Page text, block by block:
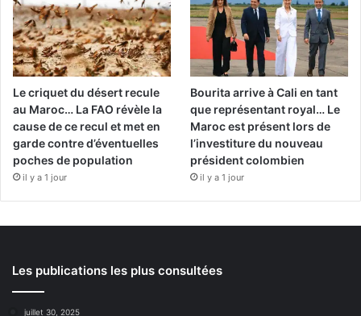
Le criquet du désert recule
au Maroc… La FAO révèle la
cause de ce recul et met en
garde contre d’éventuelles
poches de population
il y a 1 jour
Bourita arrive à Cali en tant
que représentant royal… Le
Maroc est présent lors de
l’investiture du nouveau
président colombien
il y a 1 jour
Les publications les plus consultées
juillet 30, 2025